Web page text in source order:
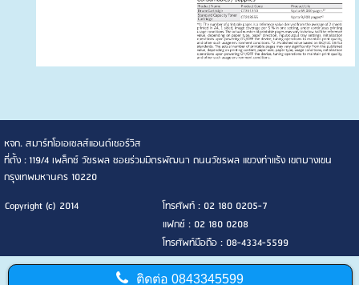
หจก. สมาร์ทโอเอเซลส์แอนด์เซอร์วิส
ที่ตั้ง : 119/4 เพล็กซ์ วัชรพล ซอยร่วมมิตรพัฒนา ถนนวัชรพล แขวงท่าแร้ง เขตบางเขน
กรุงเทพมหานคร 10220
Copyright (c) 2014
โทรศัพท์ : 02 180 0205-7
แฟกซ์ : 02 180 0208
โทรศัพท์มือถือ : 08-4334-5599
ติดต่อ0843345599